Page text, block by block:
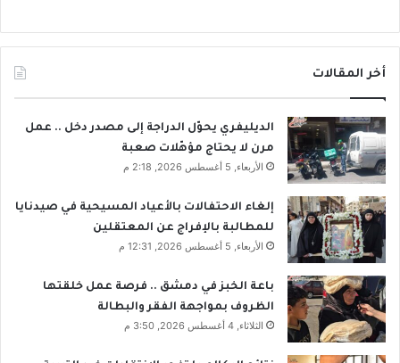
أخر المقالات
الديليفري يحوّل الدراجة إلى مصدر دخل .. عمل
مرن لا يحتاج مؤهّلات صعبة
الأربعاء, 5 أغسطس 2026, 2:18 م
إلغاء الاحتفالات بالأعياد المسيحية في صيدنايا
للمطالبة بالإفراج عن المعتقلين
الأربعاء, 5 أغسطس 2026, 12:31 م
باعة الخبز في دمشق .. فرصة عمل خلقتها
الظروف بمواجهة الفقر والبطالة
الثلاثاء, 4 أغسطس 2026, 3:50 م